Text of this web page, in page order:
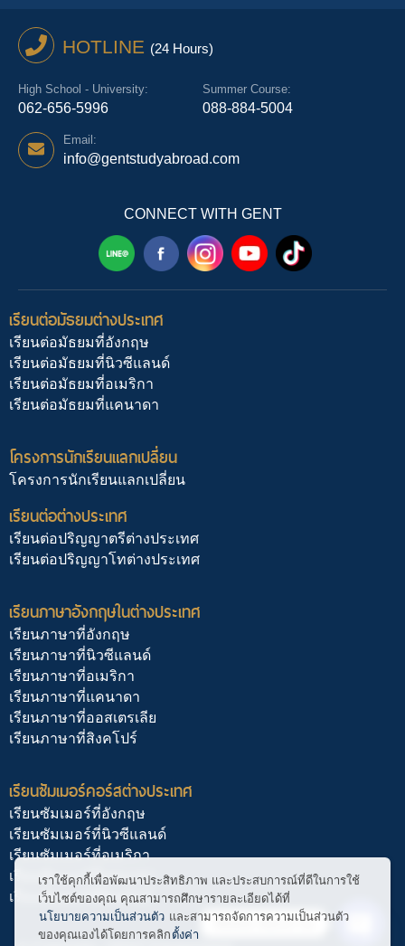
HOTLINE (24 Hours)
High School - University:
062-656-5996
Summer Course:
088-884-5004
Email:
info@gentstudyabroad.com
CONNECT WITH GENT
เรียนต่อมัธยมต่างประเทศ
เรียนต่อมัธยมที่อังกฤษ
เรียนต่อมัธยมที่นิวซีแลนด์
เรียนต่อมัธยมที่อเมริกา
เรียนต่อมัธยมที่แคนาดา
โครงการนักเรียนแลกเปลี่ยน
โครงการนักเรียนแลกเปลี่ยน
เรียนต่อต่างประเทศ
เรียนต่อปริญญาตรีต่างประเทศ
เรียนต่อปริญญาโทต่างประเทศ
เรียนภาษาอังกฤษในต่างประเทศ
เรียนภาษาที่อังกฤษ
เรียนภาษาที่นิวซีแลนด์
เรียนภาษาที่อเมริกา
เรียนภาษาที่แคนาดา
เรียนภาษาที่ออสเตรเลีย
เรียนภาษาที่สิงคโปร์
เรียนซัมเมอร์คอร์สต่างประเทศ
เรียนซัมเมอร์ที่อังกฤษ
เรียนซัมเมอร์ที่นิวซีแลนด์
เรียนซัมเมอร์ที่อเมริกา
เรียนซัมเมอร์ที่แคนาดา
เรียนซัมเมอร์ที่สิงคโปร์
เราใช้คุกกี้เพื่อพัฒนาประสิทธิภาพ และประสบการณ์ที่ดีในการใช้
เว็บไซต์ของคุณ คุณสามารถศึกษารายละเอียดได้ที่
นโยบายความเป็นส่วนตัว และสามารถจัดการความเป็นส่วนตัว
ของคุณเองได้โดยการคลิก ตั้งค่า
ติดต่อ สอบถาม